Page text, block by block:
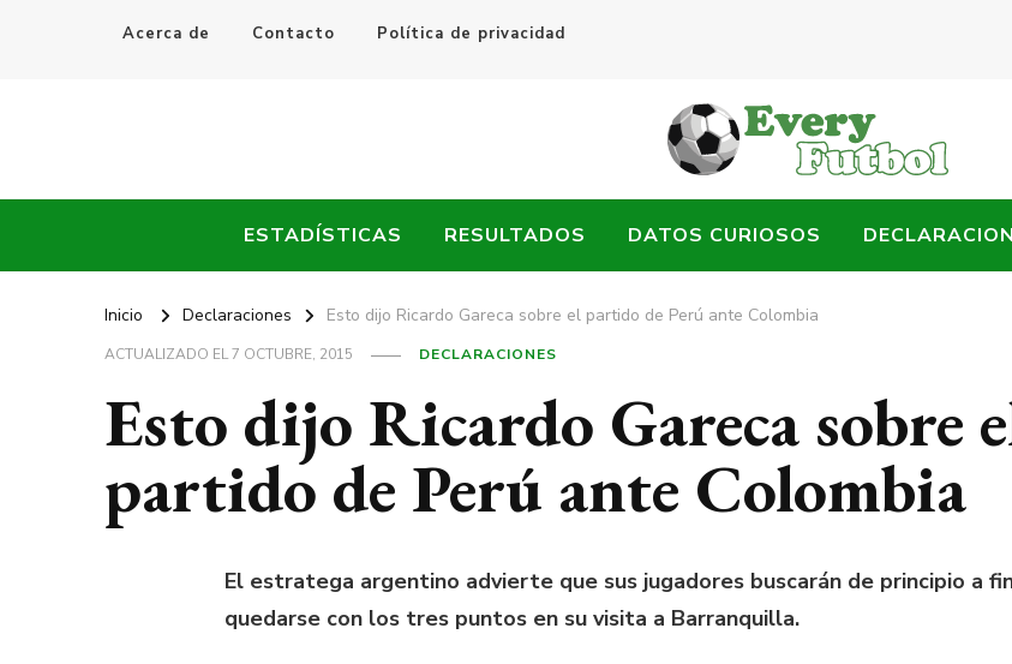
Acerca de Contacto Política de privacidad
Every Fútbol
ESTADÍSTICAS RESULTADOS DATOS CURIOSOS
Inicio Declaraciones Esto dijo Ricardo Gareca sobre el partido de Perú ante Colombia
ACTUALIZADO EL7 OCTUBRE, 2015 DECLARACIONES
Esto dijo Ricardo Gareca sobre
partido de Perú ante Colombia
El estratega argentino advierte que sus jugadores buscarán de principio a
quedarse con los tres puntos en su visita a Barranquilla.